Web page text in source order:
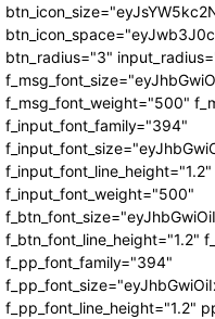
btn_radius="3"
f_msg_font_weight="500"
f_input_font_family="394"
f_input_font_weight="500"
f_btn_font_line_height="1.2"
f_pp_font_family="394"
f_pp_font_line_height="1.2"